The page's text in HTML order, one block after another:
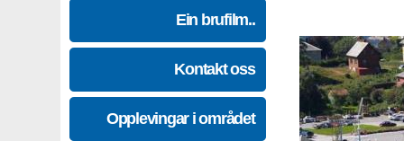
Ein brufilm..
Kontakt oss
Opplevingar i området